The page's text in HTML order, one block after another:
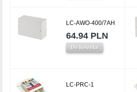
LC-AWO-400/7AH
64.94 PLN
Do koszyka
LC-PRC-1